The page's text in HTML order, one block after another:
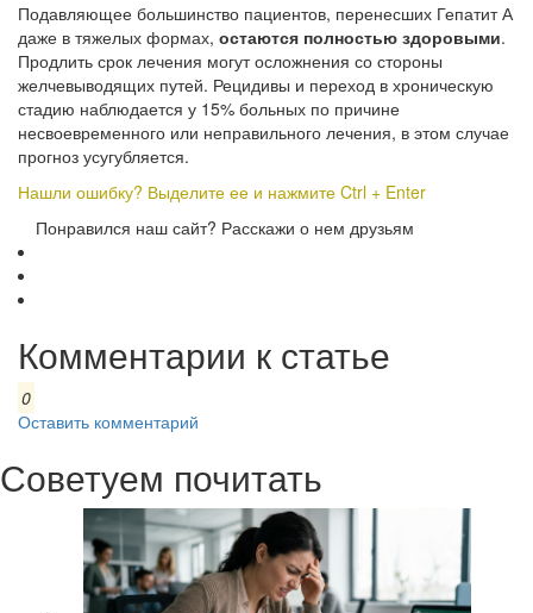
Подавляющее большинство пациентов, перенесших Гепатит А
даже в тяжелых формах, остаются полностью здоровыми.
Продлить срок лечения могут осложнения со стороны
желчевыводящих путей. Рецидивы и переход в хроническую
стадию наблюдается у 15% больных по причине
несвоевременного или неправильного лечения, в этом случае
прогноз усугубляется.
Нашли ошибку? Выделите ее и нажмите Ctrl + Enter
Понравился наш сайт? Расскажи о нем друзьям
Комментарии к статье
0
Оставить комментарий
Советуем почитать